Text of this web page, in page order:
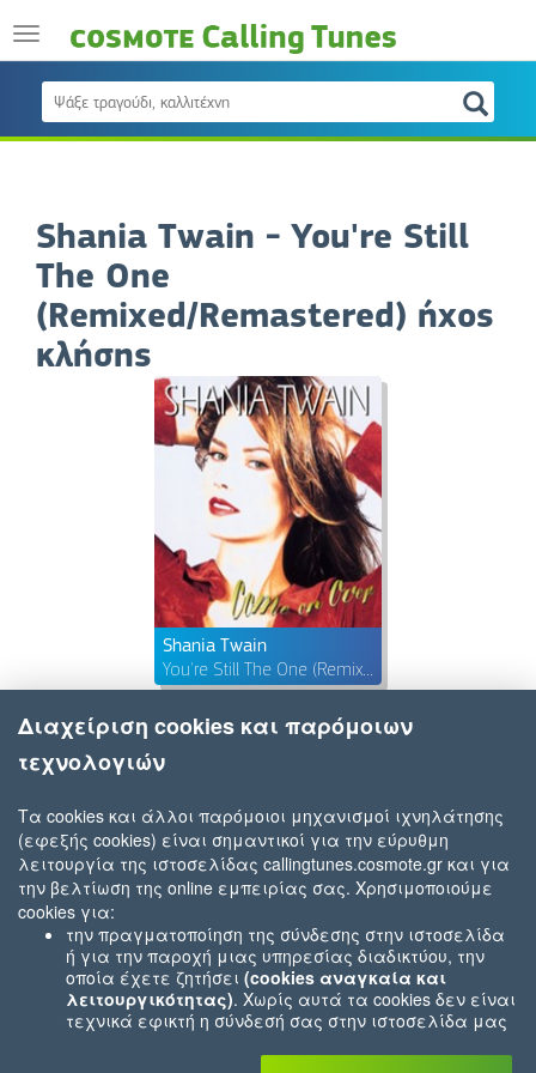
Shania Twain - You're Still
The One
(Remixed/Remastered) ήχος
κλήσης
Shania Twain
Διαχείριση cookies και παρόμοιων
τεχνολογιών
Τα cookies και άλλοι παρόμοιοι μηχανισμοί ιχνηλάτησης
(εφεξής cookies) είναι σημαντικοί για την εύρυθμη
λειτουργία της ιστοσελίδας callingtunes.cosmote.gr και για
την βελτίωση της online εμπειρίας σας. Χρησιμοποιούμε
cookies για:
την πραγματοποίηση της σύνδεσης στην ιστοσελίδα
ή για την παροχή μιας υπηρεσίας διαδικτύου, την
οποία έχετε ζητήσει (cookies αναγκαία και
λειτουργικότητας). Χωρίς αυτά τα cookies δεν είναι
τεχνικά εφικτή η σύνδεσή σας στην ιστοσελίδα μας
που εσείς μας ζητήσατε (π.χ.cookies που αφορούν